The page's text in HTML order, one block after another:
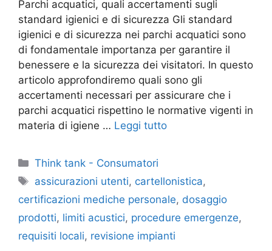
Parchi acquatici, quali accertamenti sugli
standard igienici e di sicurezza Gli standard
igienici e di sicurezza nei parchi acquatici sono
di fondamentale importanza per garantire il
benessere e la sicurezza dei visitatori. In questo
articolo approfondiremo quali sono gli
accertamenti necessari per assicurare che i
parchi acquatici rispettino le normative vigenti in
materia di igiene … Leggi tutto
Categorie
Think tank - Consumatori
Tag
assicurazioni utenti, cartellonistica,
certificazioni mediche personale, dosaggio
prodotti, limiti acustici, procedure emergenze,
requisiti locali, revisione impianti